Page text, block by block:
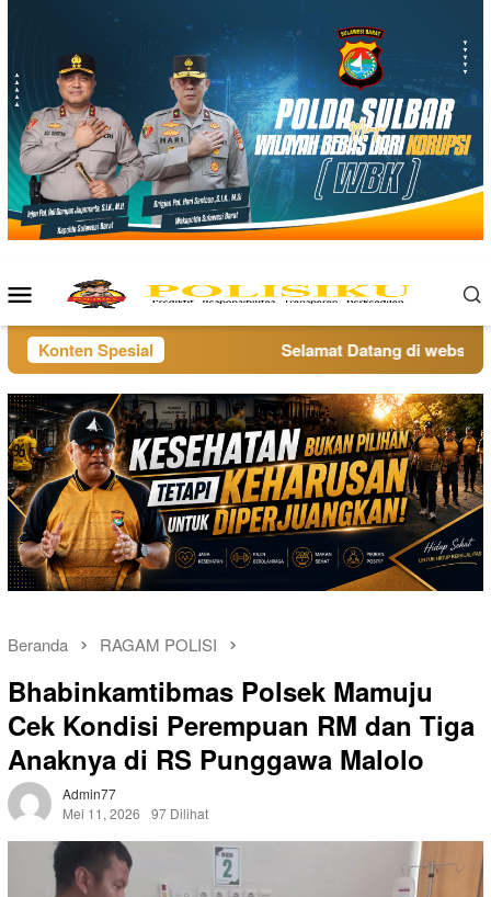
Menu
Mobile
Konten Spesial Selamat Datang di website
Beranda RAGAM POLISI
Bhabinkamtibmas Polsek Mamuju
Cek Kondisi Perempuan RM dan Tiga
Anaknya di RS Punggawa Malolo
Admin77
Mei 11, 2026
97 Dilihat